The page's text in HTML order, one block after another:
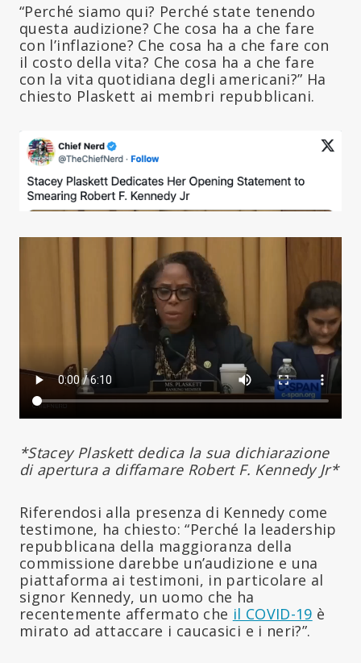
“Perché siamo qui? Perché state tenendo
questa audizione? Che cosa ha a che fare
con l’inflazione? Che cosa ha a che fare con
il costo della vita? Che cosa ha a che fare
con la vita quotidiana degli americani?” Ha
chiesto Plaskett ai membri repubblicani.
*Stacey Plaskett dedica la sua dichiarazione
di apertura a diffamare Robert F. Kennedy Jr*
Riferendosi alla presenza di Kennedy come
testimone, ha chiesto: “Perché la leadership
repubblicana della maggioranza della
commissione darebbe un’audizione e una
piattaforma ai testimoni, in particolare al
signor Kennedy, un uomo che ha
recentemente affermato che il COVID-19 è
mirato ad attaccare i caucasici e i neri?”.